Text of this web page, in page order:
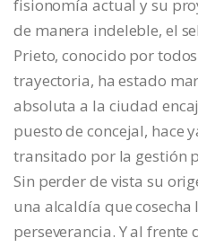
fisionomía actual y su
de manera indeleble, el
Prieto, conocido por
trayectoria, ha estado
absoluta a la ciudad
puesto de concejal, hace
transitado por la gestión
Sin perder de vista su
una alcaldía que
perseverancia. Y al frente